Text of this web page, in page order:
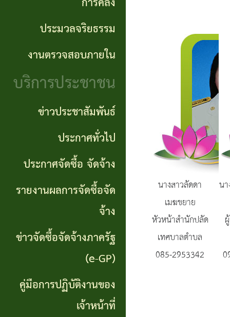
การจัดการ
ความรู้
(Knowledge
KM)
การ
บริหาร
จัดการ
เสี่ยง
ท่อง
เที่ยว
การคลัง
จริยธรรม
งาน
ตรวจ
สอบ
ภายใน
ส่วน
ตำบล
ประมวลจริยธรรม
งานตรวจสอบภายใน
บริการประชาชน
ข่าวประชาสัมพันธ์
ประกาศทั่วไป
ประกาศจัดซื้อ จัดจ้าง
รายงานผลการจัดซื้อจัด
จ้าง
ข่าวจัดซื้อจัดจ้างภาครัฐ
(e-GP)
คู่มือการปฏิบัติงานของ
เจ้าหน้าที่
นางสาวลัดดา
เมฆขยาย
หัวหน้าสำนักปลัด
เทศบาลตำบล
085-2953342
น